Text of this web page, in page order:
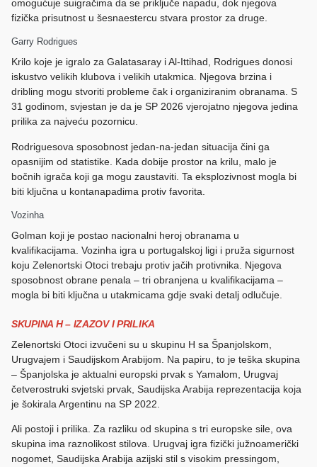
omogućuje suigračima da se priključe napadu, dok njegova
fizička prisutnost u šesnaestercu stvara prostor za druge.
Garry Rodrigues
Krilo koje je igralo za Galatasaray i Al-Ittihad, Rodrigues donosi
iskustvo velikih klubova i velikih utakmica. Njegova brzina i
dribling mogu stvoriti probleme čak i organiziranim obranama. S
31 godinom, svjestan je da je SP 2026 vjerojatno njegova jedina
prilika za najveću pozornicu.
Rodriguesova sposobnost jedan-na-jedan situacija čini ga
opasnijim od statistike. Kada dobije prostor na krilu, malo je
bočnih igrača koji ga mogu zaustaviti. Ta eksplozivnost mogla bi
biti ključna u kontanapadima protiv favorita.
Vozinha
Golman koji je postao nacionalni heroj obranama u
kvalifikacijama. Vozinha igra u portugalskoj ligi i pruža sigurnost
koju Zelenortski Otoci trebaju protiv jačih protivnika. Njegova
sposobnost obrane penala – tri obranjena u kvalifikacijama –
mogla bi biti ključna u utakmicama gdje svaki detalj odlučuje.
SKUPINA H – IZAZOV I PRILIKA
Zelenortski Otoci izvučeni su u skupinu H sa Španjolskom,
Urugvajem i Saudijskom Arabijom. Na papiru, to je teška skupina
– Španjolska je aktualni europski prvak s Yamalom, Urugvaj
četverostruki svjetski prvak, Saudijska Arabija reprezentacija koja
je šokirala Argentinu na SP 2022.
Ali postoji i prilika. Za razliku od skupina s tri europske sile, ova
skupina ima raznolikost stilova. Urugvaj igra fizički južnoamerički
nogomet, Saudijska Arabija azijski stil s visokim pressingom,